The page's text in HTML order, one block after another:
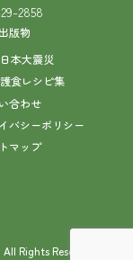
2858
版物
本大震災
食レシピ集
合わせ
バシーポリシー
マップ
Rights Reserved.